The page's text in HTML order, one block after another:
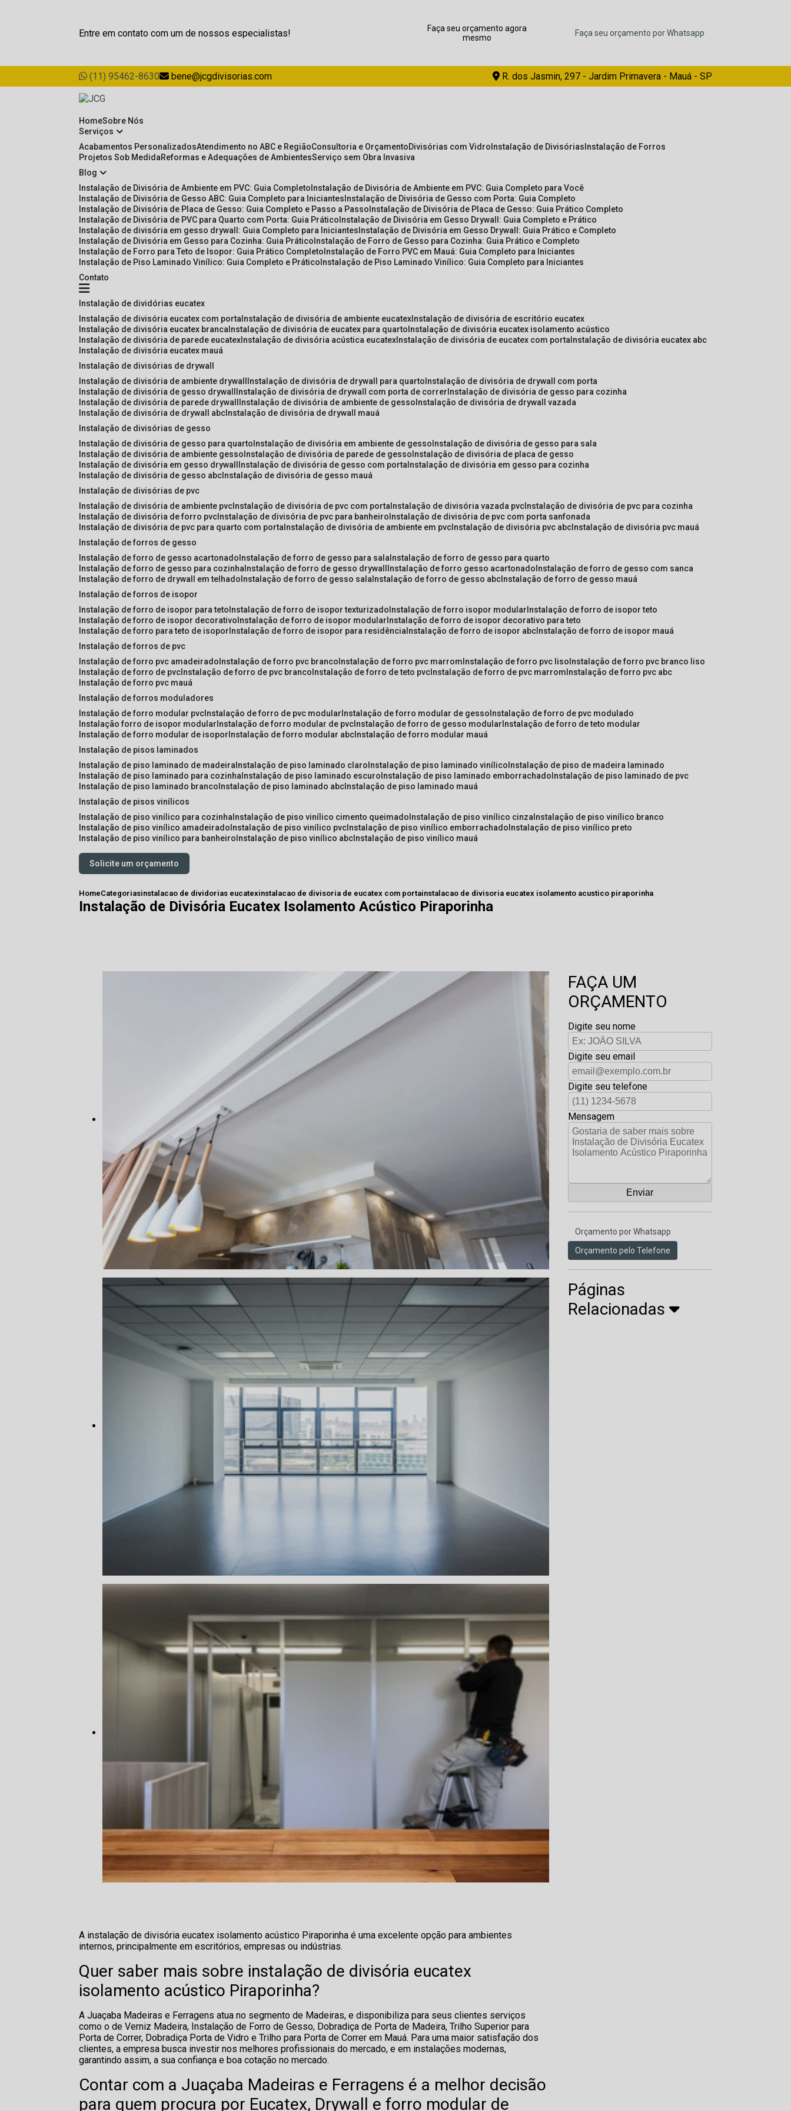
Entre em contato com um de nossos especialistas!
Faça seu orçamento agora
mesmo
Faça seu orçamento por Whatsapp
(11) 95462-8630 bene@jcgdivisorias.com R. dos Jasmin, 297 - Jardim Primavera - Mauá - SP
Home Sobre Nós
Serviços
Acabamentos Personalizados Atendimento no ABC e Região Consultoria e Orçamento Divisórias com Vidro Instalação de Divisórias Instalação de Forros
Projetos Sob Medida
Reformas e Adequações de Ambientes Serviço sem Obra Invasiva
Blog
Instalação de Divisória de Ambiente em PVC: Guia Completo Instalação de Divisória de Ambiente em PVC: Guia Completo para Você
Instalação de Divisória de Gesso ABC: Guia Completo para Iniciantes Instalação de Divisória de Gesso com Porta: Guia Completo
Instalação de Divisória de Placa de Gesso: Guia Completo e Passo a Passo Instalação de Divisória de Placa de Gesso: Guia Prático Completo
Instalação de Divisória de PVC para Quarto com Porta: Guia Prático Instalação de Divisória em Gesso Drywall: Guia Completo e Prático
Instalação de divisória em gesso drywall: Guia Completo para Iniciantes Instalação de Divisória em Gesso Drywall: Guia Prático e Completo
Instalação de Divisória em Gesso para Cozinha: Guia Prático Instalação de Forro de Gesso para Cozinha: Guia Prático e Completo
Instalação de Forro para Teto de Isopor: Guia Prático Completo Instalação de Forro PVC em Mauá: Guia Completo para Iniciantes
Instalação de Piso Laminado Vinílico: Guia Completo e Prático Instalação de Piso Laminado Vinílico: Guia Completo para Iniciantes
Contato
instalação de dividórias eucatex
instalação de divisória eucatex com porta instalação de divisória de ambiente eucatex instalação de divisória de escritório eucatex
instalação de divisória eucatex branca instalação de divisória de eucatex para quarto instalação de divisória eucatex isolamento acústico
instalação de divisória de parede eucatex instalação de divisória acústica eucatex instalação de divisória de eucatex com porta instalação de divisória eucatex abc
instalação de divisória eucatex mauá
instalação de divisórias de drywall
instalação de divisória de ambiente drywall
instalação de divisória de drywall para quarto instalação de divisória de drywall com porta
instalação de divisória de gesso drywall
instalação de divisória de drywall com porta de correr instalação de divisória de gesso para cozinha
instalação de divisória de parede drywall
instalação de divisória de ambiente de gesso instalação de divisória de drywall vazada
instalação de divisória de drywall abc instalação de divisória de drywall mauá
instalação de divisórias de gesso
instalação de divisória de gesso para quarto instalação de divisória em ambiente de gesso instalação de divisória de gesso para sala
instalação de divisória de ambiente gesso instalação de divisória de parede de gesso instalação de divisória de placa de gesso
instalação de divisória em gesso drywall
instalação de divisória de gesso com porta instalação de divisória em gesso para cozinha
instalação de divisória de gesso abc instalação de divisória de gesso mauá
instalação de divisórias de pvc
instalação de divisória de ambiente pvc instalação de divisória de pvc com porta instalação de divisória vazada pvc instalação de divisória de pvc para cozinha
instalação de divisória de forro pvc instalação de divisória de pvc para banheiro instalação de divisória de pvc com porta sanfonada
instalação de divisória de pvc para quarto com porta instalação de divisória de ambiente em pvc instalação de divisória pvc abc instalação de divisória pvc mauá
instalação de forros de gesso
instalação de forro de gesso acartonado instalação de forro de gesso para sala instalação de forro de gesso para quarto
instalação de forro de gesso para cozinha instalação de forro de gesso drywall instalação de forro gesso acartonado instalação de forro de gesso com sanca
instalação de forro de drywall em telhado instalação de forro de gesso sala instalação de forro de gesso abc instalação de forro de gesso mauá
instalação de forros de isopor
instalação de forro de isopor para teto instalação de forro de isopor texturizado instalação de forro isopor modular instalação de forro de isopor teto
instalação de forro de isopor decorativo instalação de forro de isopor modular instalação de forro de isopor decorativo para teto
instalação de forro para teto de isopor instalação de forro de isopor para residência instalação de forro de isopor abc instalação de forro de isopor mauá
instalação de forros de pvc
instalação de forro pvc amadeirado instalação de forro pvc branco instalação de forro pvc marrom instalação de forro pvc liso instalação de forro pvc branco liso
instalação de forro de pvc instalação de forro de pvc branco instalação de forro de teto pvc instalação de forro de pvc marrom instalação de forro pvc abc
instalação de forro pvc mauá
instalação de forros moduladores
instalação de forro modular pvc instalação de forro de pvc modular instalação de forro modular de gesso instalação de forro de pvc modulado
instalação forro de isopor modular instalação de forro modular de pvc instalação de forro de gesso modular instalação de forro de teto modular
instalação de forro modular de isopor instalação de forro modular abc instalação de forro modular mauá
instalação de pisos laminados
instalação de piso laminado de madeira instalação de piso laminado claro instalação de piso laminado vinílico instalação de piso de madeira laminado
instalação de piso laminado para cozinha instalação de piso laminado escuro instalação de piso laminado emborrachado instalação de piso laminado de pvc
instalação de piso laminado branco instalação de piso laminado abc instalação de piso laminado mauá
instalação de pisos vinílicos
instalação de piso vinílico para cozinha instalação de piso vinílico cimento queimado instalação de piso vinílico cinza instalação de piso vinílico branco
instalação de piso vinílico amadeirado instalação de piso vinílico pvc instalação de piso vinílico emborrachado instalação de piso vinílico preto
instalação de piso vinílico para banheiro instalação de piso vinílico abc instalação de piso vinílico mauá
Solicite um orçamento
HomeCategoriasinstalacao de dividorias eucatexinstalacao de divisoria de eucatex com portainstalacao de divisoria eucatex isolamento acustico piraporinha
Instalação de Divisória Eucatex Isolamento Acústico Piraporinha
A instalação de divisória eucatex isolamento acústico Piraporinha é uma excelente opção para ambientes
internos, principalmente em escritórios, empresas ou indústrias.
Quer saber mais sobre instalação de divisória eucatex
isolamento acústico Piraporinha?
A Juaçaba Madeiras e Ferragens atua no segmento de Madeiras, e disponibiliza para seus clientes serviços
como o de Verniz Madeira, Instalação de Forro de Gesso, Dobradiça de Porta de Madeira, Trilho Superior para
Porta de Correr, Dobradiça Porta de Vidro e Trilho para Porta de Correr em Mauá. Para uma maior satisfação dos
clientes, a empresa busca investir nos melhores profissionais do mercado, e em instalações modernas,
garantindo assim, a sua confiança e boa cotação no mercado.
Contar com a Juaçaba Madeiras e Ferragens é a melhor decisão
para quem procura por Eucatex, Drywall e forro modular de
FAÇA UM
ORÇAMENTO
Digite seu nome
Digite seu email
Digite seu telefone
Mensagem
Orçamento por Whatsapp
Orçamento pelo Telefone
Páginas
Relacionadas